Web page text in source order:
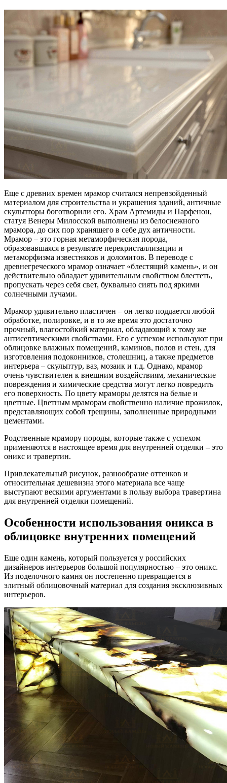
Еще с древних времен мрамор считался непревзойденный
материалом для строительства и украшения зданий, античные
скульпторы боготворили его. Храм Артемиды и Парфенон,
статуя Венеры Милосской выполнены из белоснежного
мрамора, до сих пор хранящего в себе дух античности.
Мрамор – это горная метаморфическая порода,
образовавшаяся в результате перекристаллизации и
метаморфизма известняков и доломитов. В переводе с
древнегреческого мрамор означает «блестящий камень», и он
действительно обладает удивительным свойством блестеть,
пропускать через себя свет, буквально сиять под яркими
солнечными лучами.
Мрамор удивительно пластичен – он легко поддается любой
обработке, полировке, и в то же время это достаточно
прочный, влагостойкий материал, обладающий к тому же
антисептическими свойствами. Его с успехом используют при
облицовке влажных помещений, каминов, полов и стен, для
изготовления подоконников, столешниц, а также предметов
интерьера – скульптур, ваз, мозаик и т.д. Однако, мрамор
очень чувствителен к внешним воздействиям, механические
повреждения и химические средства могут легко повредить
его поверхность. По цвету мраморы делятся на белые и
цветные. Цветным мраморам свойственно наличие прожилок,
представляющих собой трещины, заполненные природными
цементами.
Родственные мрамору породы, которые также с успехом
применяются в настоящее время для внутренней отделки – это
оникс и травертин.
Привлекательный рисунок, разнообразие оттенков и
относительная дешевизна этого материала все чаще
выступают вескими аргументами в пользу выбора травертина
для внутренней отделки помещений.
Особенности использования оникса в
облицовке внутренних помещений
Еще один камень, который пользуется у российских
дизайнеров интерьеров большой популярностью – это оникс.
Из поделочного камня он постепенно превращается в
элитный облицовочный материал для создания эксклюзивных
интерьеров.